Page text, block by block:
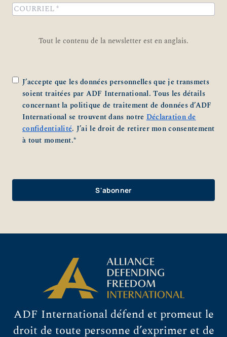
Tout le contenu de la newsletter est en anglais.
Zustimmung *
J’accepte que les données personnelles que je transmets
soient traitées par ADF International. Tous les détails
concernant la politique de traitement de données d’ADF
International se trouvent dans notreDéclaration de
confidentialité. J’ai le droit de retirer mon consentement
à tout moment.*
ADF International défend et promeut le
droit de toute personne d’exprimer et de